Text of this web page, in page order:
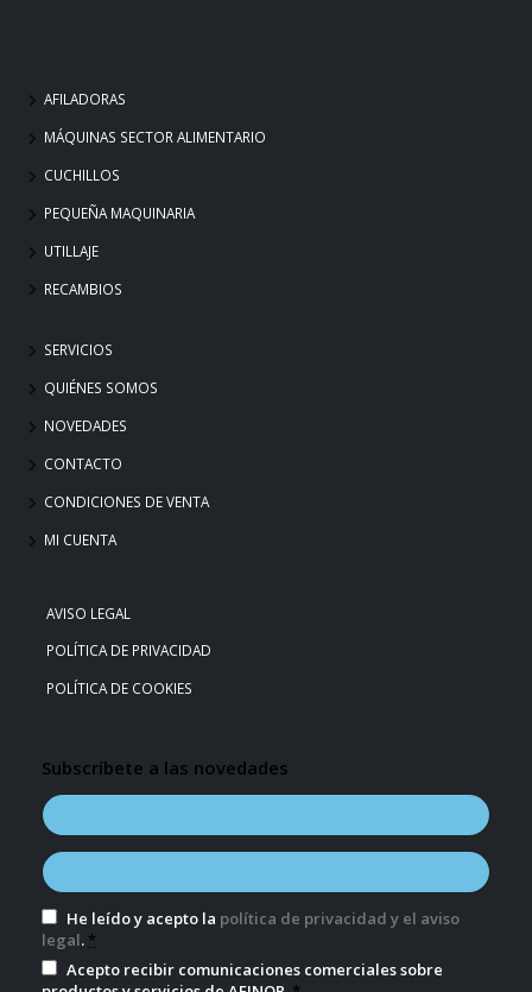
AFILADORAS
MÁQUINAS SECTOR ALIMENTARIO
CUCHILLOS
PEQUEÑA MAQUINARIA
UTILLAJE
RECAMBIOS
SERVICIOS
QUIÉNES SOMOS
NOVEDADES
CONTACTO
CONDICIONES DE VENTA
MI CUENTA
AVISO LEGAL
POLÍTICA DE PRIVACIDAD
POLÍTICA DE COOKIES
Subscríbete a las novedades
He leído y acepto la política de privacidad y el aviso
legal. *
Acepto recibir comunicaciones comerciales sobre